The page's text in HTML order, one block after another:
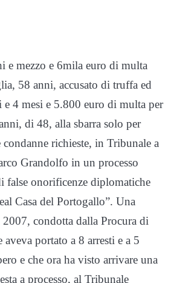
e mezzo e 6mila euro di multa
58 anni, accusato di truffa ed
e 4 mesi e 5.800 euro di multa per
di 48, alla sbarra solo per
richieste, in Tribunale a
Grandolfo in un processo
false onorificenze diplomatiche
Casa del Portogallo”. Una
2007, condotta dalla Procura di
portato a 8 arresti e a 5
e che ora ha visto arrivare una
a processo, al Tribunale